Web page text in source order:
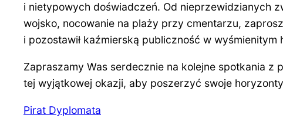
i nietypowych doświadczeń. Od nieprzewidzianych
wojsko, nocowanie na plaży przy cmentarzu,
i pozostawił kaźmierską publiczność w wyśmienitym
Zapraszamy Was serdecznie na kolejne spotkania z
tej wyjątkowej okazji, aby poszerzyć swoje
Pirat Dyplomata